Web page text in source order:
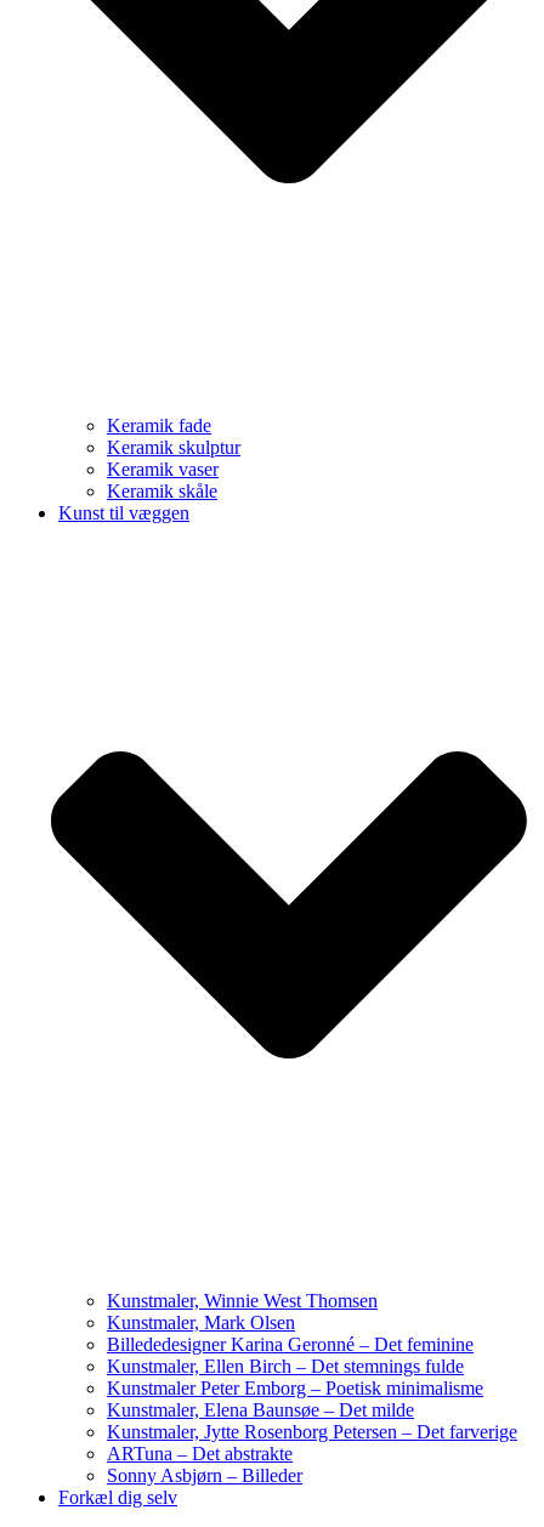
Keramik fade
Keramik skulptur
Keramik vaser
Keramik skåle
Kunst til væggen
Kunstmaler, Winnie West Thomsen
Kunstmaler, Mark Olsen
Billededesigner Karina Geronné – Det feminine
Kunstmaler, Ellen Birch – Det stemnings fulde
Kunstmaler Peter Emborg – Poetisk minimalisme
Kunstmaler, Elena Baunsøe – Det milde
Kunstmaler, Jytte Rosenborg Petersen – Det farverige
ARTuna – Det abstrakte
Sonny Asbjørn – Billeder
Forkæl dig selv